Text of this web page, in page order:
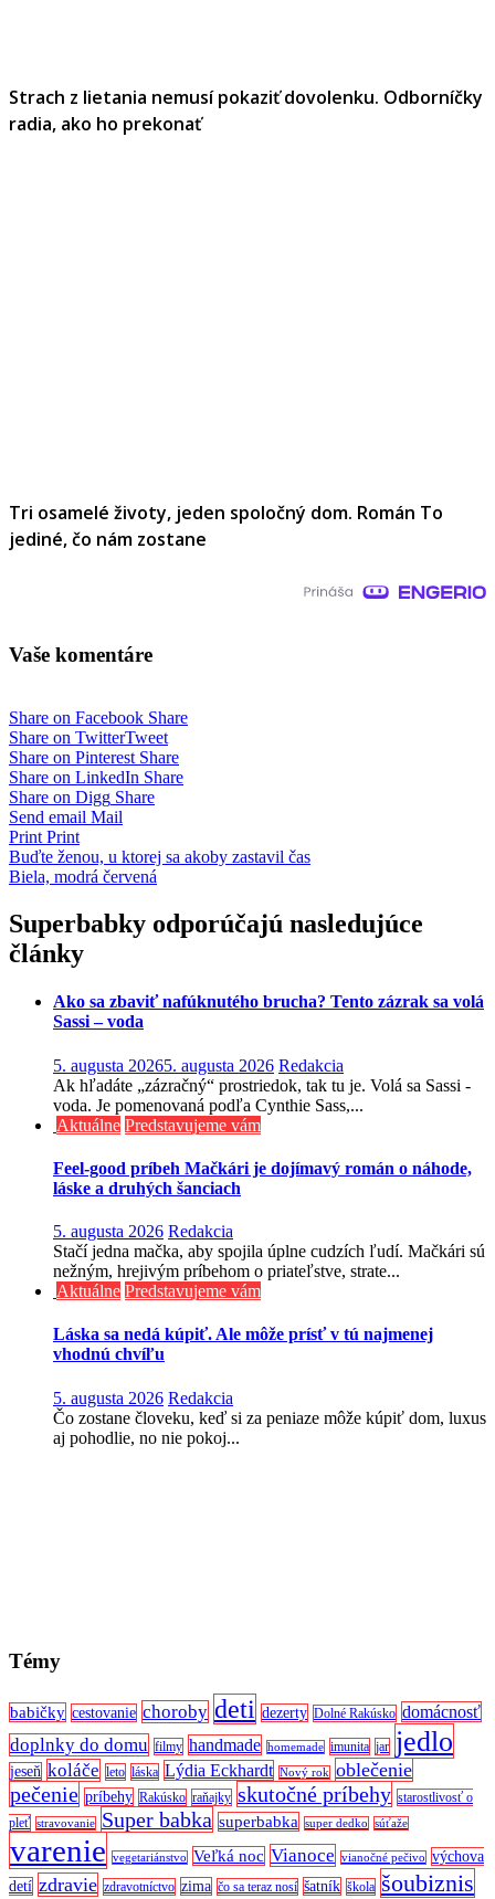
Strach z lietania nemusí pokaziť dovolenku. Odborníčky
radia, ako ho prekonať
Tri osamelé životy, jeden spoločný dom. Román To
jediné, čo nám zostane
Vaše komentáre
Share on Facebook Share
Share on TwitterTweet
Share on Pinterest Share
Share on LinkedIn Share
Share on Digg Share
Send email Mail
Print Print
Navigácia
v
článku
Buďte ženou, u ktorej sa akoby zastavil čas
Biela, modrá červená
Superbabky odporúčajú nasledujúce
články
Ako sa zbaviť nafúknutého brucha? Tento zázrak sa volá
Sassi – voda
5. augusta 20265. augusta 2026 Redakcia
Ak hľadáte „zázračný“ prostriedok, tak tu je. Volá sa Sassi -
voda. Je pomenovaná podľa Cynthie Sass,...
Aktuálne Predstavujeme vám
Feel-good príbeh Mačkári je dojímavý román o náhode,
láske a druhých šanciach
5. augusta 2026 Redakcia
Stačí jedna mačka, aby spojila úplne cudzích ľudí. Mačkári sú
nežným, hrejivým príbehom o priateľstve, strate...
Aktuálne Predstavujeme vám
Láska sa nedá kúpiť. Ale môže prísť v tú najmenej
vhodnú chvíľu
5. augusta 2026 Redakcia
Čo zostane človeku, keď si za peniaze môže kúpiť dom, luxus
aj pohodlie, no nie pokoj...
Témy
babičky cestovanie choroby deti dezerty Dolné Rakúsko domácnosť
doplnky do domu filmy handmade homemade imunita jar jedlo
jeseň koláče leto láska Lýdia Eckhardt Nový rok oblečenie
pečenie príbehy Rakúsko raňajky skutočné príbehy starostlivosť o
pleť stravovanie Super babka superbabka super dedko súťaže
varenie vegetariánstvo Veľká noc Vianoce vianočné pečivo
výchova
detí zdravie zdravotníctvo zima čo sa teraz nosí šatník škola šoubiznis